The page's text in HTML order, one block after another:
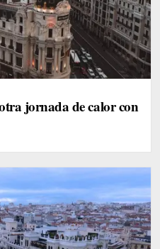
jornada de calor con